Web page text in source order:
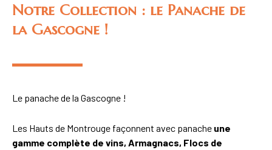
Notre Collection : le Panache de
la Gascogne !
Le panache de la Gascogne !
Les Hauts de Montrouge façonnent avec panache une
gamme complète de vins, Armagnacs, Flocs de